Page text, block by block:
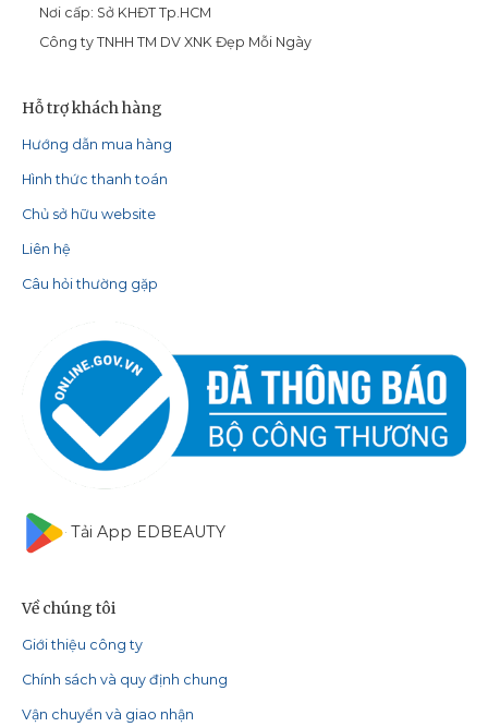
Nơi cấp: Sở KHĐT Tp.HCM
Công ty TNHH TM DV XNK Đẹp Mỗi Ngày
Hỗ trợ khách hàng
Hướng dẫn mua hàng
Hình thức thanh toán
Chủ sở hữu website
Liên hệ
Câu hỏi thường gặp
Tải App EDBEAUTY
Về chúng tôi
Giới thiệu công ty
Chính sách và quy định chung
Vận chuyển và giao nhận